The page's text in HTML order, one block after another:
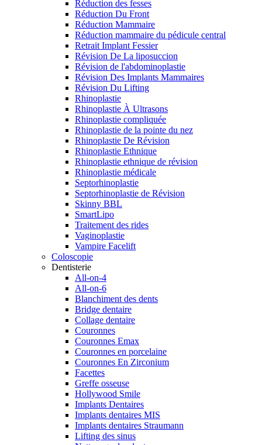
Réduction des fesses
Réduction Du Front
Réduction Mammaire
Réduction mammaire du pédicule central
Retrait Implant Fessier
Révision De La liposuccion
Révision de l'abdominoplastie
Révision Des Implants Mammaires
Révision Du Lifting
Rhinoplastie
Rhinoplastie À Ultrasons
Rhinoplastie compliquée
Rhinoplastie de la pointe du nez
Rhinoplastie De Révision
Rhinoplastie Ethnique
Rhinoplastie ethnique de révision
Rhinoplastie médicale
Septorhinoplastie
Septorhinoplastie de Révision
Skinny BBL
SmartLipo
Traitement des rides
Vaginoplastie
Vampire Facelift
Coloscopie
Dentisterie
All-on-4
All-on-6
Blanchiment des dents
Bridge dentaire
Collage dentaire
Couronnes
Couronnes Emax
Couronnes en porcelaine
Couronnes En Zirconium
Facettes
Greffe osseuse
Hollywood Smile
Implants Dentaires
Implants dentaires MIS
Implants dentaires Straumann
Lifting des sinus